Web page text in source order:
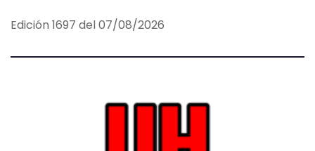
Edición 1697 del 07/08/2026